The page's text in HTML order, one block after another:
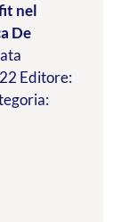
nel
De
Editore: